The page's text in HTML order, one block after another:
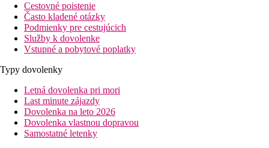
Cestovné poistenie
Často kladené otázky
Podmienky pre cestujúcich
Služby k dovolenke
Vstupné a pobytové poplatky
Typy dovolenky
Letná dovolenka pri mori
Last minute zájazdy
Dovolenka na leto 2026
Dovolenka vlastnou dopravou
Samostatné letenky